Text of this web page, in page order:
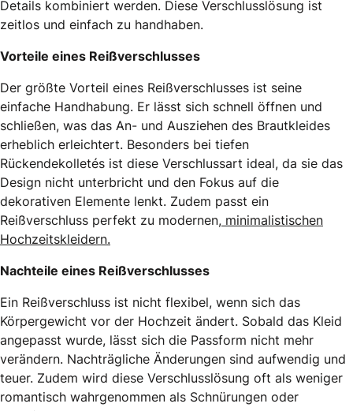
Details kombiniert werden. Diese Verschlusslösung ist
zeitlos und einfach zu handhaben.
Vorteile eines Reißverschlusses
Der größte Vorteil eines Reißverschlusses ist seine
einfache Handhabung. Er lässt sich schnell öffnen und
schließen, was das An- und Ausziehen des Brautkleides
erheblich erleichtert. Besonders bei tiefen
Rückendekolletés ist diese Verschlussart ideal, da sie das
Design nicht unterbricht und den Fokus auf die
dekorativen Elemente lenkt. Zudem passt ein
Reißverschluss perfekt zu modernen, minimalistischen
Hochzeitskleidern.
Nachteile eines Reißverschlusses
Ein Reißverschluss ist nicht flexibel, wenn sich das
Körpergewicht vor der Hochzeit ändert. Sobald das Kleid
angepasst wurde, lässt sich die Passform nicht mehr
verändern. Nachträgliche Änderungen sind aufwendig und
teuer. Zudem wird diese Verschlusslösung oft als weniger
romantisch wahrgenommen als Schnürungen oder